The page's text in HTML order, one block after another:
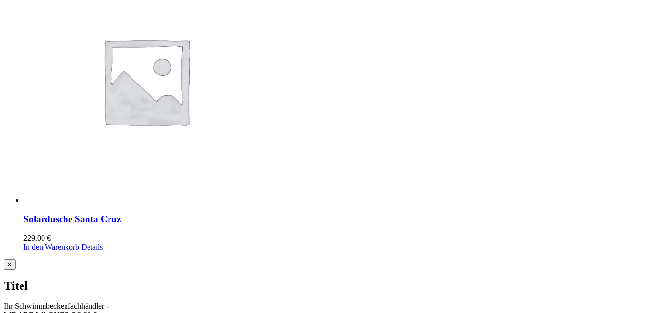
Solardusche Santa Cruz
229.00 €
In den Warenkorb Details
Close
product
view
×
Titel
Ihr Schwimmbeckenfachhändler -